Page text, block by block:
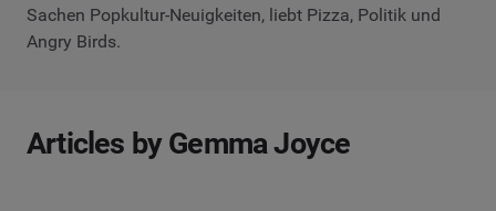
Sachen Popkultur-Neuigkeiten, liebt Pizza, Politik und
Angry Birds.
Articles by Gemma Joyce